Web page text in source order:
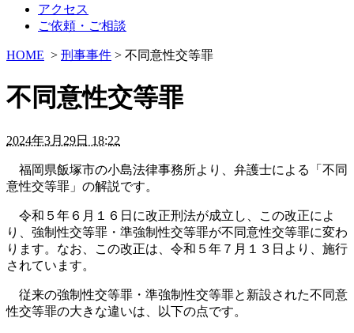
アクセス
ご依頼・ご相談
HOME > 刑事事件 > 不同意性交等罪
不同意性交等罪
2024年3月29日 18:22
福岡県飯塚市の小島法律事務所より、弁護士による「不同
意性交等罪」の解説です。
令和５年６月１６日に改正刑法が成立し、この改正によ
り、強制性交等罪・準強制性交等罪が不同意性交等罪に変わ
ります。なお、この改正は、令和５年７月１３日より、施行
されています。
従来の強制性交等罪・準強制性交等罪と新設された不同意
性交等罪の大きな違いは、以下の点です。